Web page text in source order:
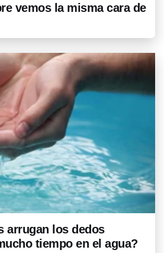
vemos la misma cara de
arrugan los dedos
tiempo en el agua?